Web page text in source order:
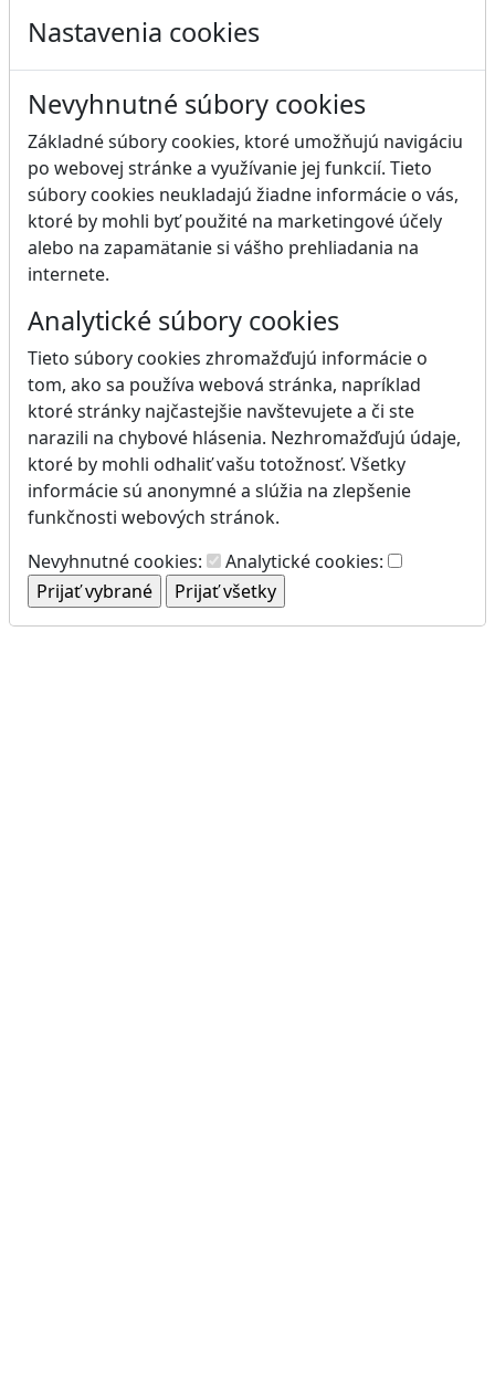
Nastavenia cookies
Nevyhnutné súbory cookies
Základné súbory cookies, ktoré umožňujú navigáciu
po webovej stránke a využívanie jej funkcií. Tieto
súbory cookies neukladajú žiadne informácie o vás,
ktoré by mohli byť použité na marketingové účely
alebo na zapamätanie si vášho prehliadania na
internete.
Analytické súbory cookies
Tieto súbory cookies zhromažďujú informácie o
tom, ako sa používa webová stránka, napríklad
ktoré stránky najčastejšie navštevujete a či ste
narazili na chybové hlásenia. Nezhromažďujú údaje,
ktoré by mohli odhaliť vašu totožnosť. Všetky
informácie sú anonymné a slúžia na zlepšenie
funkčnosti webových stránok.
Nevyhnutné cookies:
Analytické cookies: